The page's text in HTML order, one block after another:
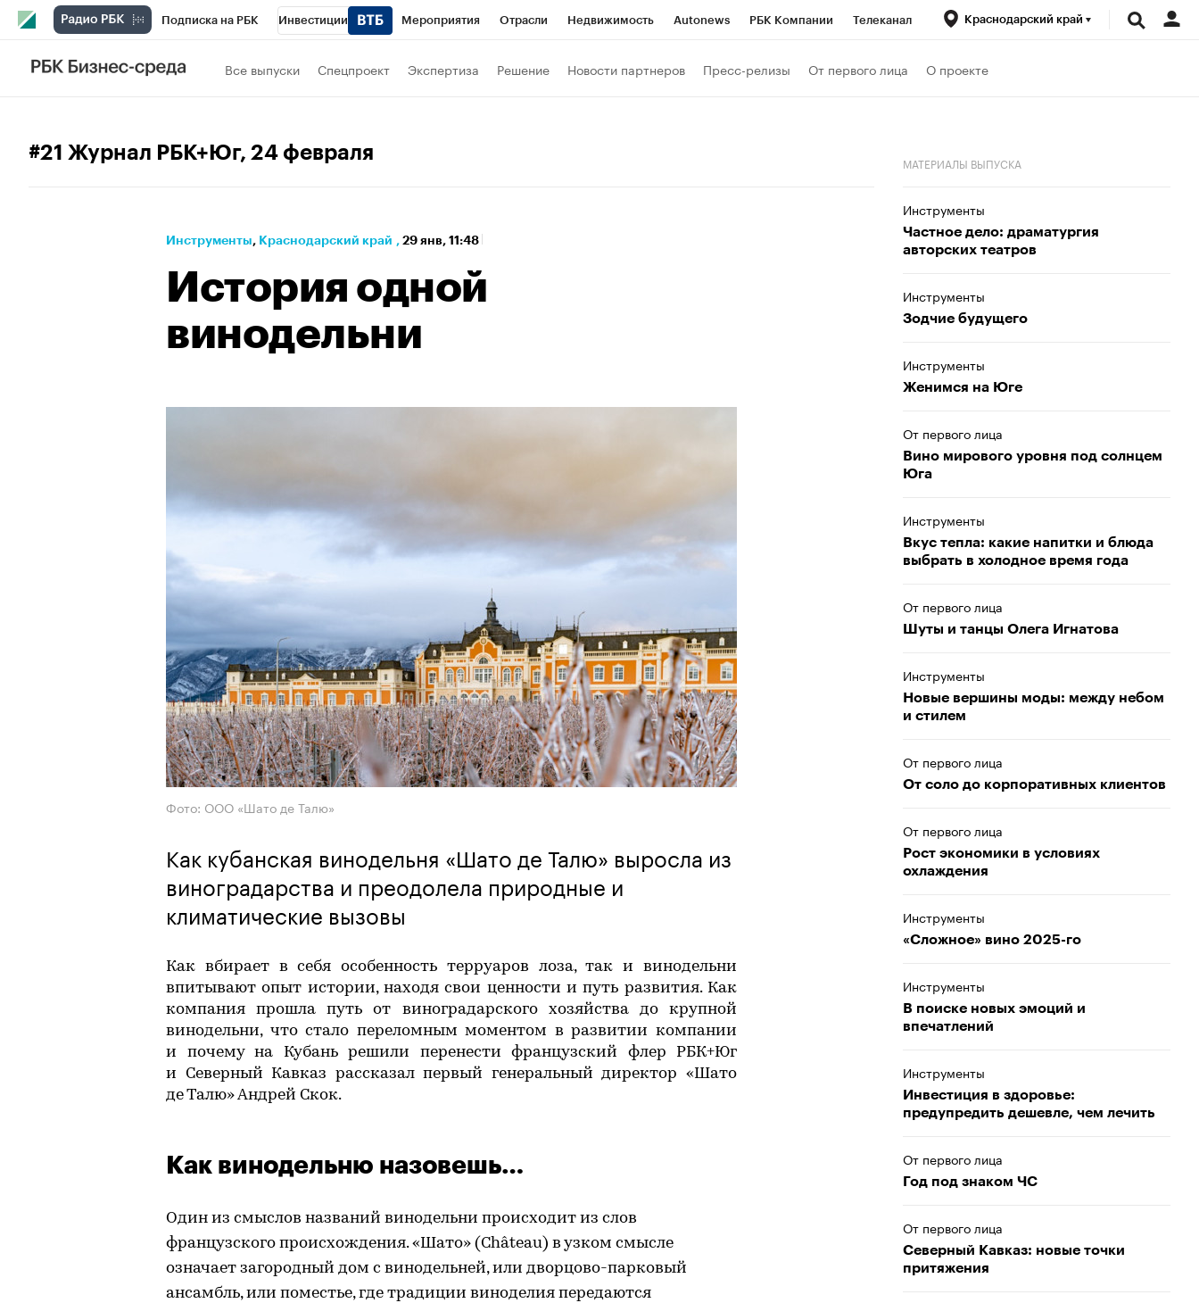
Подписка на РБК Инвестиции Мероприятия Отрасли Недвижимость Autonews РБК Компании Телеканал
РБК Вино
Краснодарский край
Все выпуски Спецпроект Экспертиза Решение Новости партнеров Пресс-релизы От первого лица О проекте
#21 Журнал РБК+Юг, 24 февраля
Инструменты⁠, Краснодарский край , 29 янв, 11:48
История одной
винодельни
Фото: ООО «Шато де Талю»
Как кубанская винодельня «Шато де Талю» выросла из
виноградарства и преодолела природные и
климатические вызовы
Как вбирает в себя особенность терруаров лоза, так и винодельни
впитывают опыт истории, находя свои ценности и путь развития. Как
компания прошла путь от виноградарского хозяйства до крупной
винодельни, что стало переломным моментом в развитии компании
и почему на Кубань решили перенести французский флер РБК+Юг
и Северный Кавказ рассказал первый генеральный директор «Шато
де Талю» Андрей Скок.
Как винодельню назовешь…
Один из смыслов названий винодельни происходит из слов
французского происхождения. «Шато» (Château) в узком смысле
означает загородный дом с винодельней, или дворцово-парковый
ансамбль, или поместье, где традиции виноделия передаются
МАТЕРИАЛЫ ВЫПУСКА
Инструменты
Частное дело: драматургия
авторских театров
Инструменты
Зодчие будущего
Инструменты
Женимся на Юге
От первого лица
Вино мирового уровня под солнцем
Юга
Инструменты
Вкус тепла: какие напитки и блюда
выбрать в холодное время года
От первого лица
Шуты и танцы Олега Игнатова
Инструменты
Новые вершины моды: между небом
и стилем
От первого лица
От соло до корпоративных клиентов
От первого лица
Рост экономики в условиях
охлаждения
Инструменты
«Сложное» вино 2025-го
Инструменты
В поиске новых эмоций и
впечатлений
Инструменты
Инвестиция в здоровье:
предупредить дешевле, чем лечить
От первого лица
Год под знаком ЧС
От первого лица
Северный Кавказ: новые точки
притяжения